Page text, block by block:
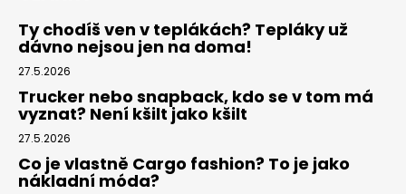
Ty chodíš ven v teplákách? Tepláky už
dávno nejsou jen na doma!
27.5.2026
Trucker nebo snapback, kdo se v tom má
vyznat? Není kšilt jako kšilt
27.5.2026
Co je vlastně Cargo fashion? To je jako
nákladní móda?